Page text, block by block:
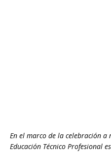
En el marco de la celebración
Educación Técnico Profesional